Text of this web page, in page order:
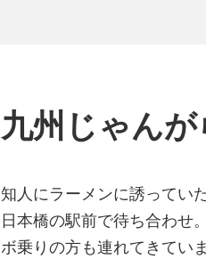
九州じゃん
知人にラーメンに誘ってい
日本橋の駅前で待ち合わせ
ボ乗りの方も連れてきていま